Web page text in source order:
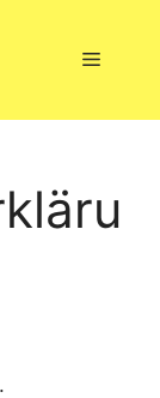
Menü